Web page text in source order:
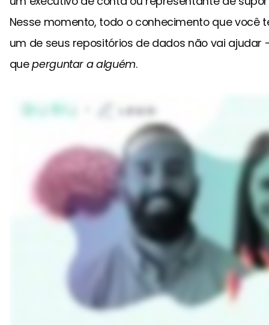
Nesse momento, todo o conhecimento que você
um de seus repositórios de dados não vai ajudar
queperguntar a alguém.